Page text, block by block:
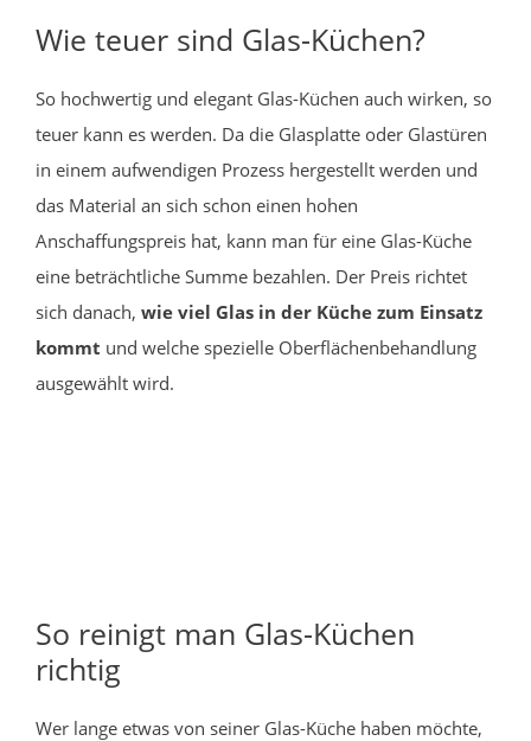
Wie teuer sind Glas-Küchen?
So hochwertig und elegant Glas-Küchen auch wirken, so
teuer kann es werden. Da die Glasplatte oder Glastüren
in einem aufwendigen Prozess hergestellt werden und
das Material an sich schon einen hohen
Anschaffungspreis hat, kann man für eine Glas-Küche
eine beträchtliche Summe bezahlen. Der Preis richtet
sich danach, wie viel Glas in der Küche zum Einsatz
kommt und welche spezielle Oberflächenbehandlung
ausgewählt wird.
So reinigt man Glas-Küchen
richtig
Wer lange etwas von seiner Glas-Küche haben möchte,